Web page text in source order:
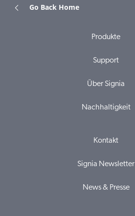
Go Back Home
Produkte
Support
Über Signia
Nachhaltigkeit
Kontakt
Signia Newsletter
News & Presse